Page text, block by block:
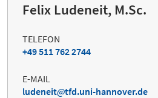
Felix Ludeneit, M.Sc.
TELEFON
+49 511 762 2744
E-MAIL
ludeneit
tfd.uni-hannover.de